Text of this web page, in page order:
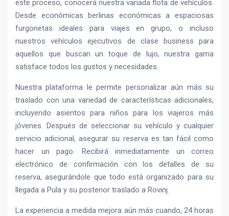
este proceso, conocerá nuestra variada flota de vehículos.
Desde económicas berlinas económicas a espaciosas
furgonetas ideales para viajes en grupo, o incluso
nuestros vehículos ejecutivos de clase business para
aquellos que buscan un toque de lujo, nuestra gama
satisface todos los gustos y necesidades.
Nuestra plataforma le permite personalizar aún más su
traslado con una variedad de características adicionales,
incluyendo asientos para niños para los viajeros más
jóvenes. Después de seleccionar su vehículo y cualquier
servicio adicional, asegurar su reserva es tan fácil como
hacer un pago. Recibirá inmediatamente un correo
electrónico de confirmación con los detalles de su
reserva, asegurándole que todo está organizado para su
llegada a Pula y su posterior traslado a Rovinj.
La experiencia a medida mejora aún más cuando, 24 horas